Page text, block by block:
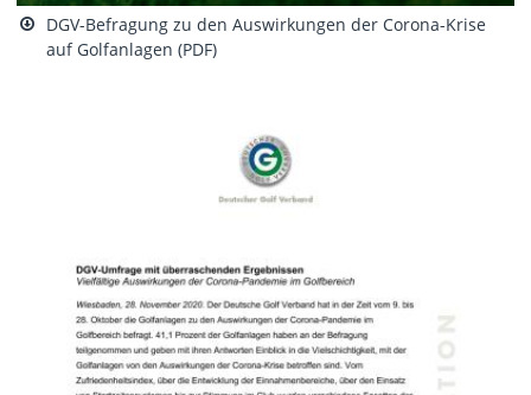
DGV-Befragung zu den Auswirkungen der Corona-Krise
auf Golfanlagen (PDF)